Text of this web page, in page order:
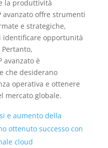
la produttività
avanzato offre strumenti
e strategiche,
identificare opportunità
avanzato è
che desiderano
operativa e ottenere
mercato globale.
e aumento della
ottenuto successo con
cloud